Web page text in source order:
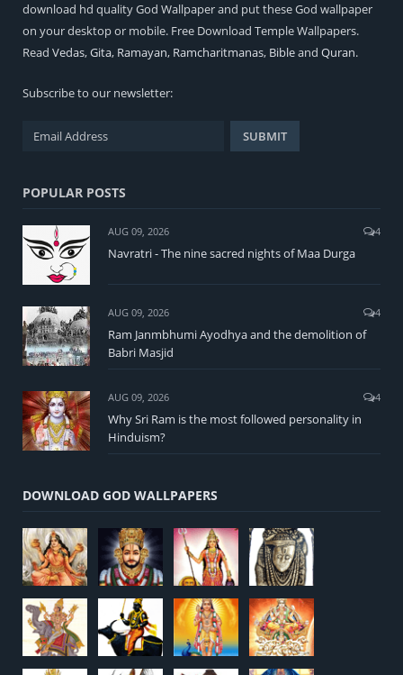
download hd quality God Wallpaper and put these God wallpaper
on your desktop or mobile. Free Download Temple Wallpapers.
Read Vedas,Gita, Ramayan, Ramcharitmanas, Bibleand Quran.
Subscribe to our newsletter:
POPULAR POSTS
AUG 09, 2026 4
Navratri - The nine sacred nights of Maa Durga
AUG 09, 2026 4
Ram Janmbhumi Ayodhya and the demolition of
Babri Masjid
AUG 09, 2026 4
Why Sri Ram is the most followed personality in
Hinduism?
DOWNLOAD GOD WALLPAPERS